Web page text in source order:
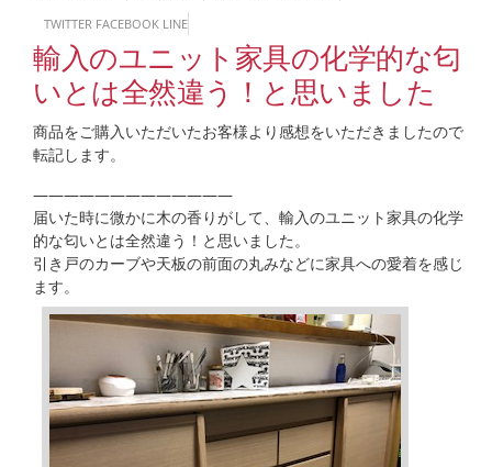
TWITTER FACEBOOK LINE
輸入のユニット家具の化学的な匂
いとは全然違う！と思いました
商品をご購入いただいたお客様より感想をいただきましたので
転記します。
—————————————
届いた時に微かに木の香りがして、輸入のユニット家具の化学
的な匂いとは全然違う！と思いました。
引き戸のカーブや天板の前面の丸みなどに家具への愛着を感じ
ます。